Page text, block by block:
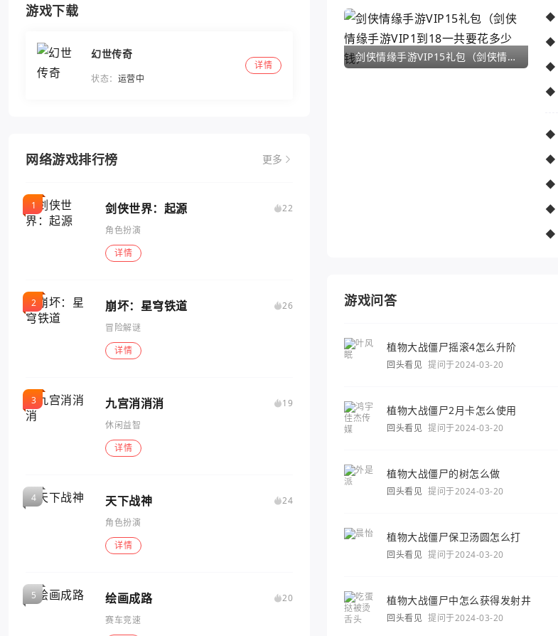
游戏下载
幻世传奇
状态： 运营中
详情
网络游戏排行榜 更多
剑侠世界：起源
22
角色扮演
详情
崩坏：星穹铁道
26
冒险解谜
详情
九宫消消消
19
休闲益智
详情
天下战神
24
角色扮演
详情
绘画成路
20
赛车竞速
剑侠情缘手游VIP15礼包（剑侠情缘手游VIP1到18一共要花多少钱）
◆
◆
◆
◆
◆
◆
◆
◆
◆
游戏问答
植物大战僵尸摇滚4怎么升阶
回头看见 提问于2024-03-20
植物大战僵尸2月卡怎么使用
回头看见 提问于2024-03-20
植物大战僵尸的树怎么做
回头看见 提问于2024-03-20
植物大战僵尸保卫汤圆怎么打
回头看见 提问于2024-03-20
植物大战僵尸中怎么获得发射井
回头看见 提问于2024-03-20